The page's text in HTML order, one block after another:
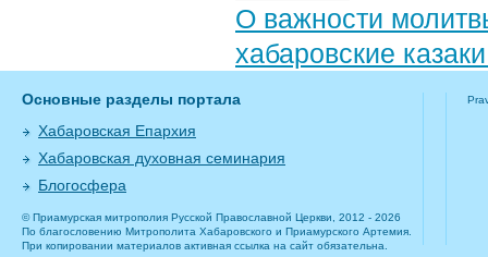
О важности
хабаровские
Основные разделы портала
Хабаровская Епархия
Хабаровская духовная семинария
Блогосфера
© Приамурская митрополия Русской Православной Церкви, 2012 - 2026
По благословению Митрополита Хабаровского и Приамурского Артемия.
При копировании материалов активная ссылка на сайт обязательна.